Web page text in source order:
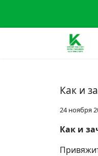
Как и
24 ноября
Как и